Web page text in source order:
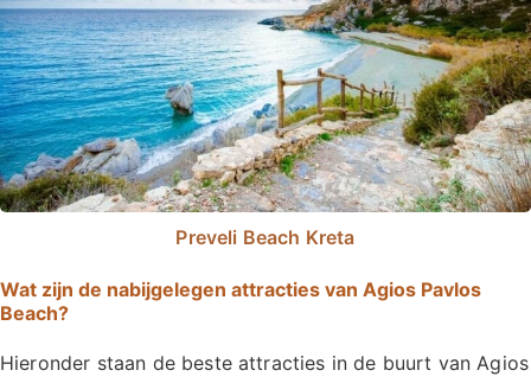
Preveli Beach Kreta
Wat zijn de nabijgelegen attracties van Agios Pavlos
Beach?
Hieronder staan de beste attracties in de buurt van Agios